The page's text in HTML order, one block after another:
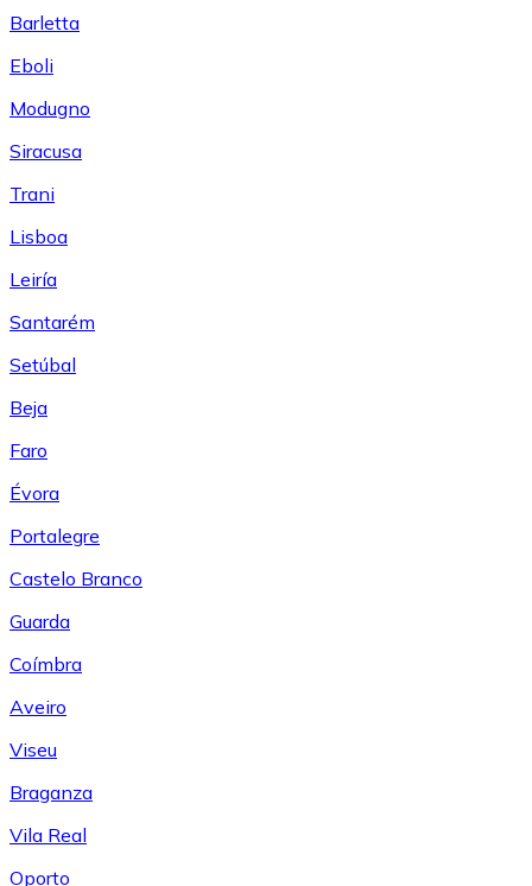
Barletta
Eboli
Modugno
Siracusa
Trani
Lisboa
Leiría
Santarém
Setúbal
Beja
Faro
Évora
Portalegre
Castelo Branco
Guarda
Coímbra
Aveiro
Viseu
Braganza
Vila Real
Oporto